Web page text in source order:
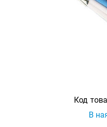
Код
В